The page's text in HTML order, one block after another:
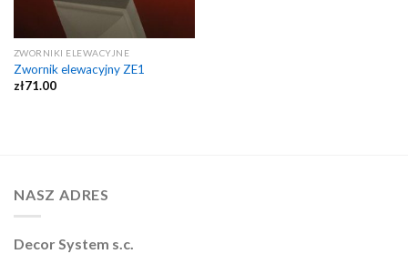
ZWORNIKI ELEWACYJNE
Zwornik elewacyjny ZE1
zł71.00
NASZ ADRES
Decor System s.c.